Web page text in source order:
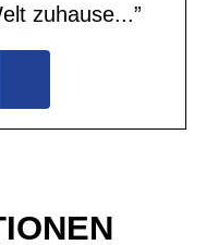
zuhause...”